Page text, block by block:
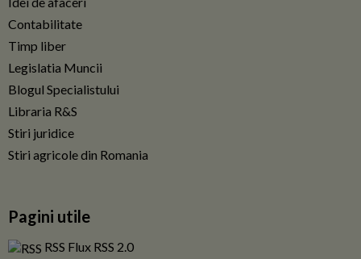
Contabilitate
Timp liber
Legislatia Muncii
Blogul Specialistului
Libraria R&S
Stiri juridice
Stiri agricole din Romania
Pagini utile
RSS Flux RSS 2.0